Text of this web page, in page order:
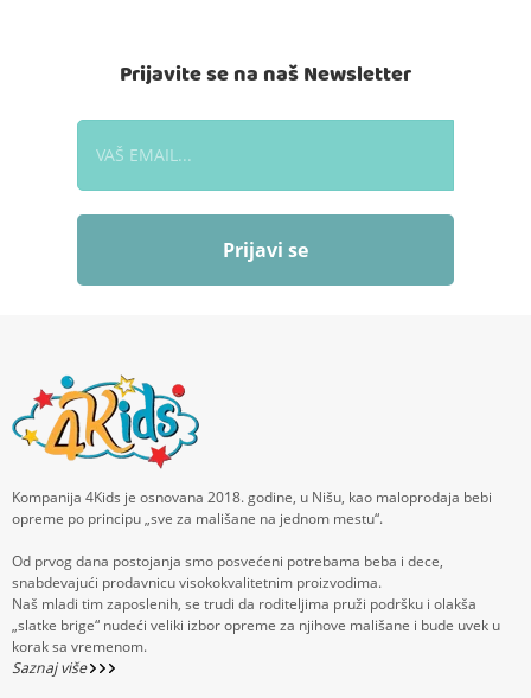
Prijavite se na naš Newsletter
Prijavi se
Kompanija 4Kids je osnovana 2018. godine, u Nišu, kao maloprodaja bebi
opreme po principu „sve za mališane na jednom mestu“.
Od prvog dana postojanja smo posvećeni potrebama beba i dece,
snabdevajući prodavnicu visokokvalitetnim proizvodima.
Naš mladi tim zaposlenih, se trudi da roditeljima pruži podršku i olakša
„slatke brige“ nudeći veliki izbor opreme za njihove mališane i bude uvek u
korak sa vremenom.
Saznaj više